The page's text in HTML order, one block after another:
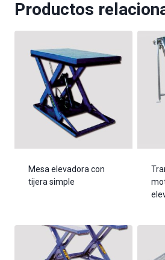
Productos
Mesa elevadora con
tijera simple